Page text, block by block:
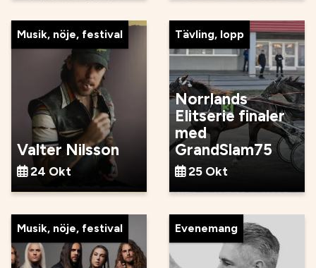
Musik, nöje, festival
Valter Nilsson
24 Okt
Tävling, lopp
Norrlands
Elitserie finaler
med
GrandSlam75
25 Okt
Musik, nöje, festival Evenemang